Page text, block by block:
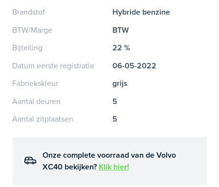
Brandstof
Hybride benzine
BTW/Marge
BTW
Bijtelling
22 %
Datum eerste registratie
06-05-2022
Fabriekskleur
grijs
Aantal deuren
5
Aantal zitplaatsen
5
Onze complete voorraad van de Volvo
XC40 bekijken? Klik hier!